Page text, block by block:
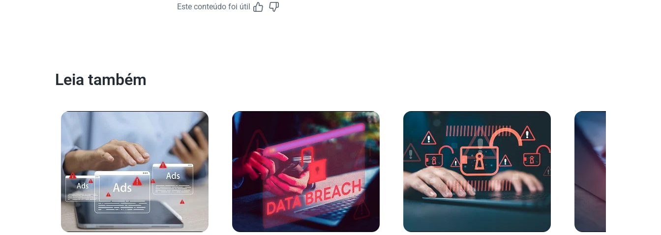
Feedback do Artigo
Este conteúdo foi útil
Leia também